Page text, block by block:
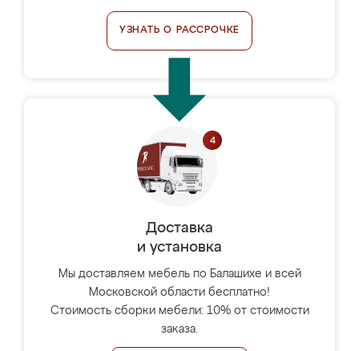
УЗНАТЬ О РАССРОЧКЕ
Доставка
и установка
Мы доставляем мебель по Балашихе и всей
Московской области бесплатно!
Стоимость сборки мебели: 10% от стоимости
заказа.